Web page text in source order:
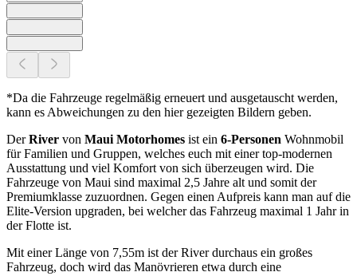
*Da die Fahrzeuge regelmäßig erneuert und ausgetauscht werden,
kann es Abweichungen zu den hier gezeigten Bildern geben.
DerRiver von Maui Motorhomes ist ein 6-Personen Wohnmobil
für Familien und Gruppen, welches euch mit einer top-modernen
Ausstattung und viel Komfort von sich überzeugen wird. Die
Fahrzeuge von Maui sind maximal 2,5 Jahre alt und somit der
Premiumklasse zuzuordnen. Gegen einen Aufpreis kann man auf die
Elite-Version upgraden, bei welcher das Fahrzeug maximal 1 Jahr in
der Flotte ist.
Mit einer Länge von 7,55m ist der River durchaus ein großes
Fahrzeug, doch wird das Manövrieren etwa durch eine